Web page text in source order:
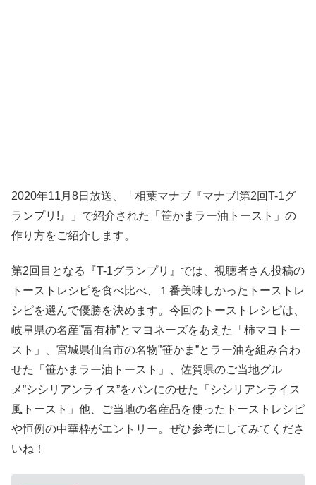
2020年11月8日放送、「相葉マナブ『マナブ!第2回T-1グ
ランプリ!』」で紹介された「笹かまラー油トースト」の
作り方をご紹介します。
第2回目となる『T-1グランプリ』では、視聴者さん投稿の
トーストレシピを食べ比べ、１番美味しかったトーストレ
シピを選んで優勝を決めます。今回のトーストレシピは、
岐阜県の名産”富有柿”とマヨネーズをあえた「柿マヨトー
スト」、宮城県仙台市の名物”笹かま”とラー油を組み合わ
せた「笹かまラー油トースト」、佐賀県のご当地グル
メ”シシリアンライス”をパンにのせた「シシリアンライス
風トースト」他、ご当地の名産品を使ったトーストレシピ
や恒例の中華枠がエントリー。ぜひ参考にしてみてくださ
いね！